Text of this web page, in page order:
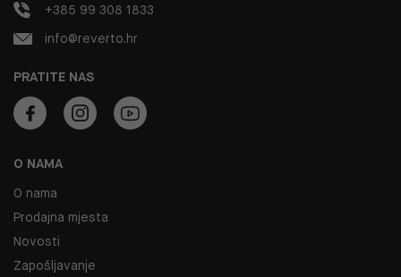
O NAMA
O nama
Prodajna mjesta
Novosti
Zapošljavanje
PRATITE NAS
+385 99 308 1833
info@reverto.hr